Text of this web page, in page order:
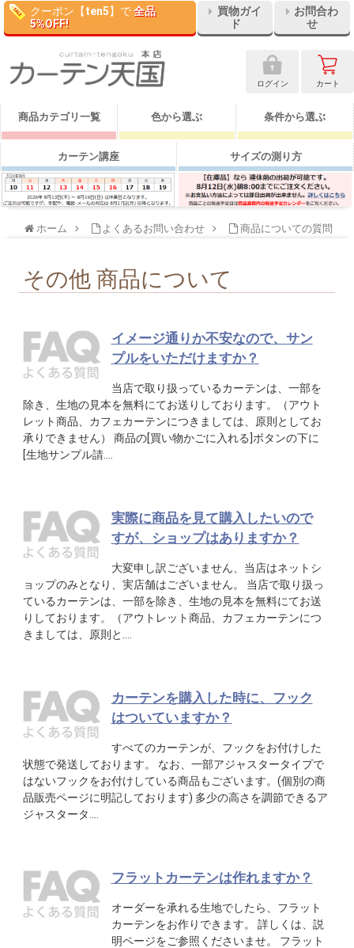
クーポン【ten5】で全品
5%OFF!
買物ガイ
ド
お問合わ
せ
ログイン カート
商品カテゴリ一覧 色から選ぶ 条件から選ぶ
カーテン講座 サイズの測り方
ホーム よくあるお問い合わせ 商品についての質問
その他 商品について
イメージ通りか不安なので、サン
プルをいただけますか？
当店で取り扱っているカーテンは、一部を
除き、生地の見本を無料にてお送りしております。（アウト
レット商品、カフェカーテンにつきましては、原則としてお
承りできません） 商品の[買い物かごに入れる]ボタンの下に
[生地サンプル請….
実際に商品を見て購入したいので
すが、ショップはありますか？
大変申し訳ございません、当店はネットシ
ョップのみとなり、実店舗はございません。 当店で取り扱っ
ているカーテンは、一部を除き、生地の見本を無料にてお送
りしております。（アウトレット商品、カフェカーテンにつ
きましては、原則と….
カーテンを購入した時に、フック
はついていますか？
すべてのカーテンが、フックをお付けした
状態で発送しております。 なお、一部アジャスタータイプで
はないフックをお付けしている商品もございます。(個別の商
品販売ページに明記しております) 多少の高さを調節できるア
ジャスタータ….
フラットカーテンは作れますか？
オーダーを承れる生地でしたら、フラット
カーテンをお作りできます。 詳しくは、説
明ページをご参照くださいませ。 フラット